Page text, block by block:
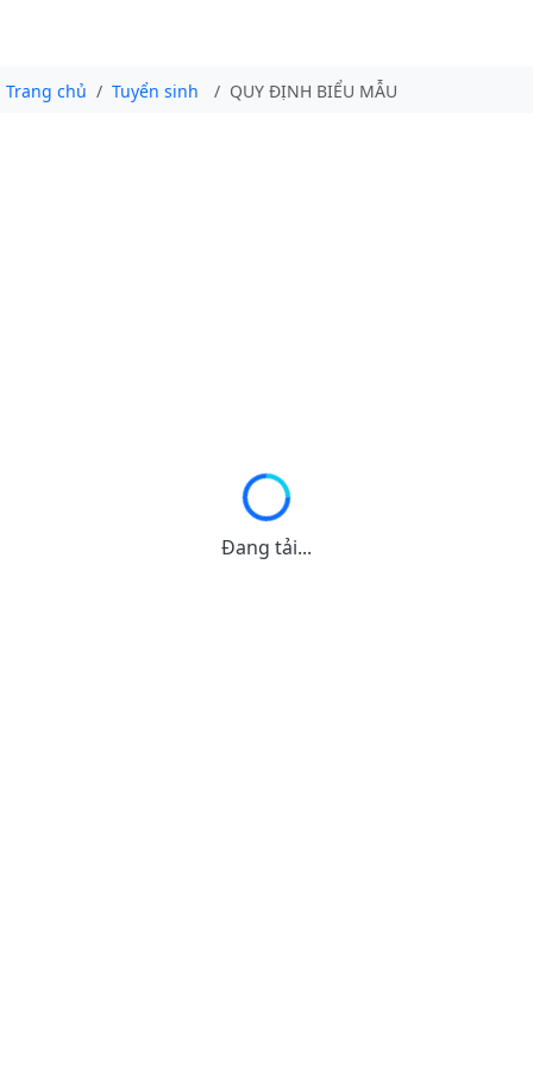
Trang chủ Tuyển sinh QUY ĐỊNH BIỂU MẪU
Đang tải...